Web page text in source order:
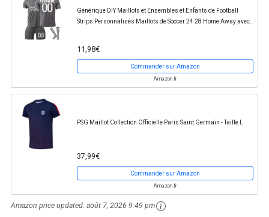
Générique DIY Maillots et Ensembles et Enfants de Football
Strips Personnalisés Maillots de Soccer 24 28 Home Away avec
11,98€
Commander sur Amazon
Amazon.fr
PSG Maillot Collection Officielle Paris Saint Germain - Taille L
37,99€
Commander sur Amazon
Amazon.fr
Amazon price updated: août 7, 2026 9:49 pm